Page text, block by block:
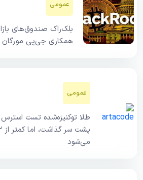
عمومی
بلک‌راک صندوق‌های
همکاری جی‌پی مورگان
عمومی
طلا توکنیزه‌شده تست استرس
می‌شود